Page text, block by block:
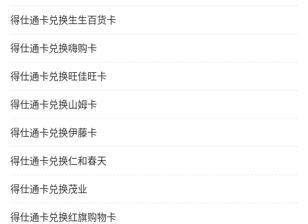
得仕通卡兑换生生百货卡
得仕通卡兑换嗨购卡
得仕通卡兑换旺佳旺卡
得仕通卡兑换山姆卡
得仕通卡兑换伊藤卡
得仕通卡兑换仁和春天
得仕通卡兑换茂业
得仕通卡兑换红旗购物卡